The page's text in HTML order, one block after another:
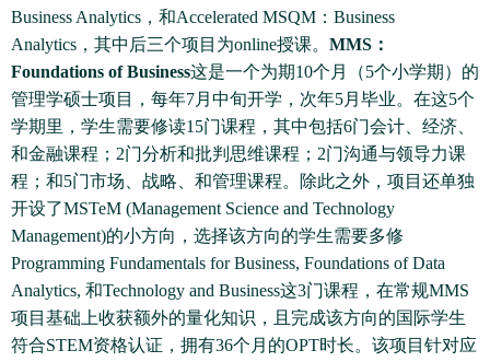
Business Analytics，和Accelerated MSQM：Business
Analytics，其中后三个项目为online授课。 MMS：
Foundations of Business这是一个为期10个月（5个小学期）的
管理学硕士项目，每年7月中旬开学，次年5月毕业。在这5个
学期里，学生需要修读15门课程，其中包括6门会计、经济、
和金融课程；2门分析和批判思维课程；2门沟通与领导力课
程；和5门市场、战略、和管理课程。除此之外，项目还单独
开设了MSTeM (Management Science and Technology
Management)的小方向，选择该方向的学生需要多修
Programming Fundamentals for Business, Foundations of Data
Analytics, 和Technology and Business这3门课程，在常规MMS
项目基础上收获额外的量化知识，且完成该方向的国际学生
符合STEM资格认证，拥有36个月的OPT时长。该项目针对应